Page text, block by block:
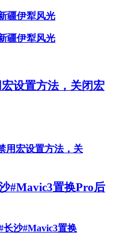
设置方法，关闭宏
#Mavic3置换Pro后